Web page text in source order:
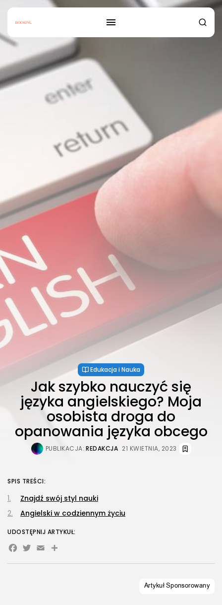
Edukacja i Nauka
Jak szybko nauczyć się
języka angielskiego? Moja
osobista droga do
opanowania języka obcego
PUBLIKACJA: REDAKCJA 21 KWIETNIA, 2023
SPIS TREŚCI:
Znajdź swój styl nauki
Angielski w codziennym życiu
UDOSTĘPNIJ ARTYKUŁ:
Facebook
Twitter
EmailShare